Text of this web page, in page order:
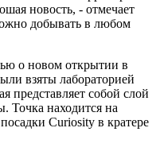
новость, - отмечает
добывать в любом
о новом открытии в
взяты лабораторией
представляет собой слой
Точка находится на
Curiosity в кратере